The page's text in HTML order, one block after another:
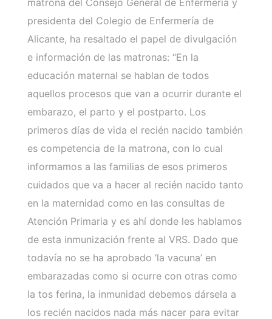
presidenta del Colegio de Enfermería de
Alicante, ha resaltado el papel de divulgación
e información de las matronas: “En la
educación maternal se hablan de todos
aquellos procesos que van a ocurrir durante el
embarazo, el parto y el postparto. Los
primeros días de vida el recién nacido también
es competencia de la matrona, con lo cual
informamos a las familias de esos primeros
cuidados que va a hacer al recién nacido tanto
en la maternidad como en las consultas de
Atención Primaria y es ahí donde les hablamos
de esta inmunización frente al VRS. Dado que
todavía no se ha aprobado ‘la vacuna’ en
embarazadas como si ocurre con otras como
la tos ferina, la inmunidad debemos dársela a
los recién nacidos nada más nacer para evitar